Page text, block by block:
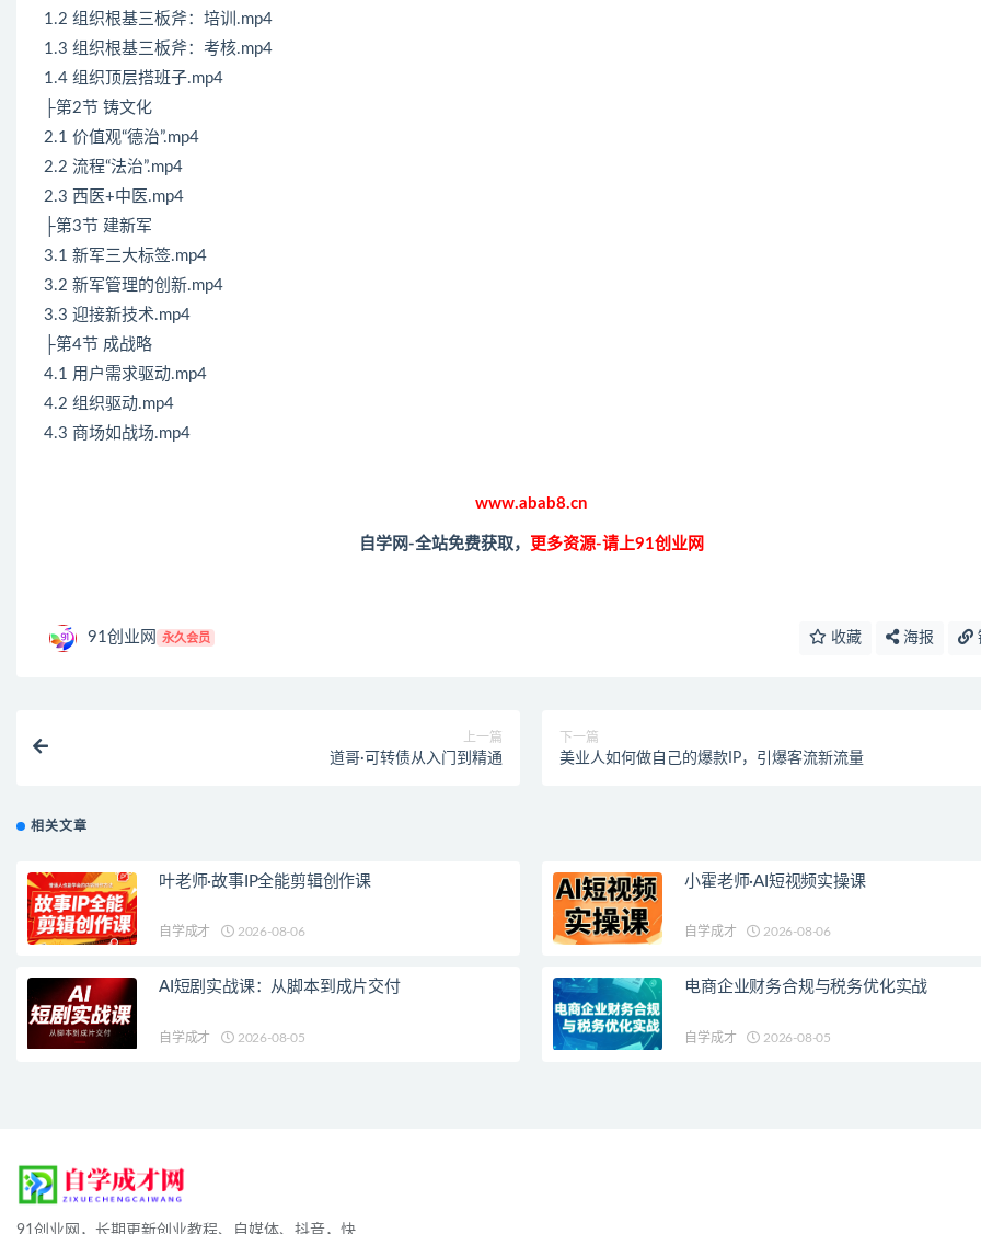
1.2 组织根基三板斧：培训.mp4
1.3 组织根基三板斧：考核.mp4
1.4 组织顶层搭班子.mp4
├第2节 铸文化
2.1 价值观“德治”.mp4
2.2 流程“法治”.mp4
2.3 西医+中医.mp4
├第3节 建新军
3.1 新军三大标签.mp4
3.2 新军管理的创新.mp4
3.3 迎接新技术.mp4
├第4节 成战略
4.1 用户需求驱动.mp4
4.2 组织驱动.mp4
4.3 商场如战场.mp4
www.abab8.cn
自学网-全站免费获取， 更多资源-请上91创业网
91创业网 永久会员 收藏 海报
上一篇
道哥·可转债从入门到精通
下一篇
美业人如何做自己的爆款IP，引爆客流新流量
相关文章
叶老师·故事IP全能剪辑创作课
自学成才 2026-08-06
小霍老师·AI短视频实操课
自学成才 2026-08-06
AI短剧实战课：从脚本到成片交付
自学成才 2026-08-05
电商企业财务合规与税务优化实战
自学成才 2026-08-05
91创业网，长期更新创业教程、自媒体、抖音，快